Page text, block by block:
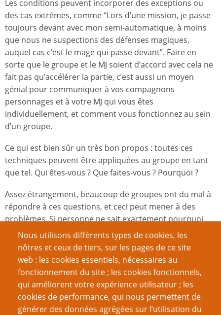
Les conditions peuvent incorporer des exceptions ou
des cas extrêmes, comme “Lors d’une mission, je passe
toujours devant avec mon semi-automatique, à moins
que nous ne suspections des défenses magiques,
auquel cas c’est le mage qui passe devant”. Faire en
sorte que le groupe et le MJ soient d’accord avec cela ne
fait pas qu’accélérer la partie, c’est aussi un moyen
génial pour communiquer à vos compagnons
personnages et à votre MJ qui vous êtes
individuellement, et comment vous fonctionnez au sein
d’un groupe.
Ce qui est bien sûr un très bon propos : toutes ces
techniques peuvent être appliquées au groupe en tant
que tel. Qui êtes-vous ? Que faites-vous ? Pourquoi ?
Assez étrangement, beaucoup de groupes ont du mal à
répondre à ces questions, et ceci peut mener à des
problèmes. Si personne ne sait exactement pourquoi
vous êtes allés explorer ce donjon, comment déciderez-
vous de quand il sera temps de partir, ou ce que vous
sacrifierez pour pouvoir continuer ? Vous pourriez tous
le savoir, mais le fait de le résumer va le clarifier dans
vos esprits et rendre le groupe d’autant plus solide en
tant que concept fictionnel.
Nous utilisons différents types de cookies, les
nôtres et ceux de tiers, sur les pages de ce site
web : les cookies essentiels, nécessaires au
fonctionnement du site ; les cookies fonctionnels,
qui améliorent votre expérience utilisateur ; les
cookies de performance, qui nous permettent de
générer des données agrégées sur l’utilisation du